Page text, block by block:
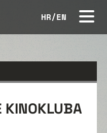
HR/EN
KINOKLUBA